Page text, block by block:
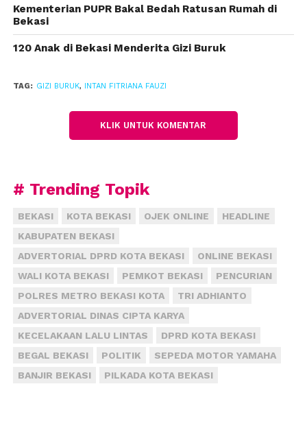
saat kampanye atau sosialisasi,” kata Habibah.
pengarahan mencoblos ketika menerima bantuan
“Pemberinya hanya bilang, ini pemberian dari
Timur, Dewi Utaminingtyas menuturkan dirinya
menerima bantuan biskuit balita. Ia mengaku tidak
ada yang aneh dalam pemberian tersebut, justru
bantuan itu cukup bermanfaat bagi balitanya.
aspirasi masyarakat,” ujar dia.(fiz)
Kementerian PUPR Bakal Bedah Ratusan Rumah di
Bekasi
120 Anak di Bekasi Menderita Gizi Buruk
TAG: GIZI BURUK, INTAN FITRIANA FAUZI
KLIK UNTUK KOMENTAR
# Trending Topik
BEKASI KOTA BEKASI OJEK ONLINE
HEADLINE
KABUPATEN BEKASI
ADVERTORIAL DPRD KOTA BEKASI
ONLINE BEKASI
WALI KOTA BEKASI
PEMKOT BEKASI
PENCURIAN
POLRES METRO BEKASI KOTA
TRI ADHIANTO
ADVERTORIAL DINAS CIPTA KARYA
KECELAKAAN LALU LINTAS
DPRD KOTA BEKASI
BEGAL BEKASI
POLITIK
SEPEDA MOTOR YAMAHA
BANJIR BEKASI
PILKADA KOTA BEKASI